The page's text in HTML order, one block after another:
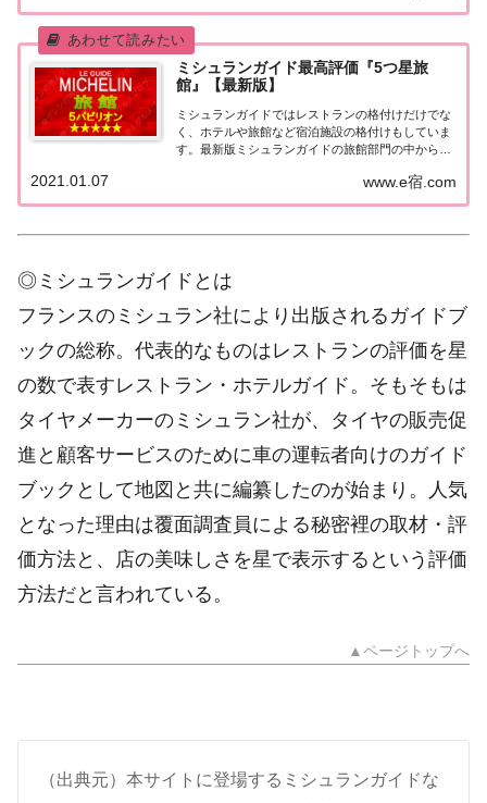
ングなどで常に上位を賑わす有名ホテル。各ホテル
の...
ミシュランガイド最高評価『5つ星旅
館』【最新版】
ミシュランガイドではレストランの格付けだけでな
く、ホテルや旅館など宿泊施設の格付けもしていま
す。最新版ミシュランガイドの旅館部門の中から最
とめてみました♪ いずれも人気ランキングなどで常
に上位を賑わす有名旅館。各旅館の情報と口コミ評
www.e宿.com
2021.01.07
◎ミシュランガイドとは
フランスのミシュラン社により出版されるガイドブ
ックの総称。代表的なものはレストランの評価を星
の数で表すレストラン・ホテルガイド。そもそもは
タイヤメーカーのミシュラン社が、タイヤの販売促
進と顧客サービスのために車の運転者向けのガイド
ブックとして地図と共に編纂したのが始まり。人気
となった理由は覆面調査員による秘密裡の取材・評
価方法と、店の美味しさを星で表示するという評価
方法だと言われている。
▲ページトップへ
（出典元）本サイトに登場するミシュランガイドな